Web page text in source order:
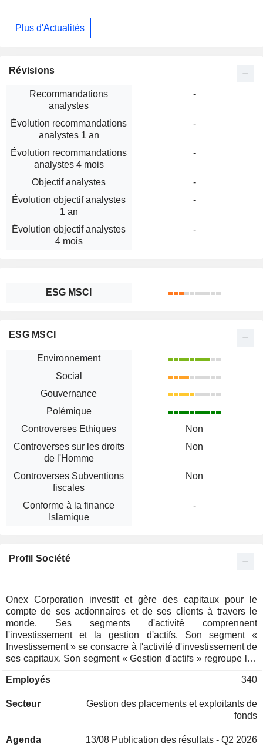
Plus d'Actualités
Révisions
Recommandations
analystes
-
Évolution recommandations
analystes 1 an
-
Évolution recommandations
analystes 4 mois
-
Objectif analystes
-
Évolution objectif analystes
1 an
-
Évolution objectif analystes
4 mois
-
ESG MSCI
ESG MSCI
Environnement
Social
Gouvernance
Polémique
Controverses Ethiques
Non
Controverses sur les droits
de l'Homme
Non
Controverses Subventions
fiscales
Non
Conforme à la finance
Islamique
-
Profil Société
Onex Corporation investit et gère des capitaux pour le
compte de ses actionnaires et de ses clients à travers le
monde. Ses segments d'activité comprennent
l'investissement et la gestion d'actifs. Son segment «
Investissement » se consacre à l'activité d'investissement de
ses capitaux. Son segment « Gestion d'actifs » regroupe les
soutenir ses stratégies de capital-investissement et de
activités principales : le capital-investissement et le crédit.
Dans le domaine du capital-investissement, elle lève des
conjointement avec son propre capital d’investissement, par
Employés 340
Secteur
Gestion des placements et exploitants de
fonds
Agenda 13/08 Publication des résultats - Q2 2026